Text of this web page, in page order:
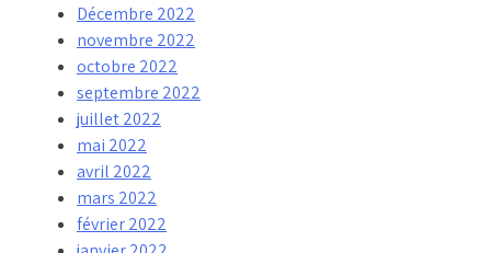
Décembre 2022
novembre 2022
octobre 2022
septembre 2022
juillet 2022
mai 2022
avril 2022
mars 2022
février 2022